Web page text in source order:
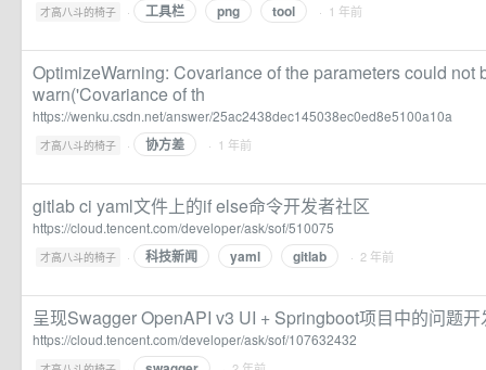
才高八斗的椅子 · 工具栏 png tool · 1 年前
OptimizeWarning: Covariance of the parameters could not
warn('Covariance of th
https://wenku.csdn.net/answer/25ac2438dec145038ec0ed8e5100a10a
才高八斗的椅子 · 协方差 · 1 年前
gitlab ci yaml文件上的if else命令开发者社区
https://cloud.tencent.com/developer/ask/sof/510075
才高八斗的椅子 · 科技新闻 yaml gitlab · 2 年前
呈现Swagger OpenAPI v3 UI + Springboot项目中的问题
https://cloud.tencent.com/developer/ask/sof/107632432